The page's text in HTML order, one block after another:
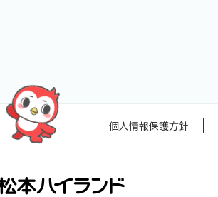
個人情報保護方針